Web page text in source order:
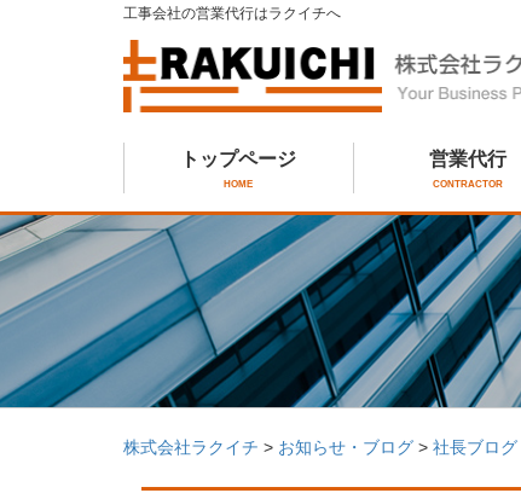
工事会社の営業代行はラクイチへ
トップページ
HOME
営業代行
CONTRACTOR
株式会社ラクイチ > お知らせ・ブログ > 社長ブログ